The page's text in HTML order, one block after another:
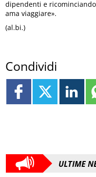
dipendenti e
ama viaggiare».
(al.bi.)
Condividi
ULTIME